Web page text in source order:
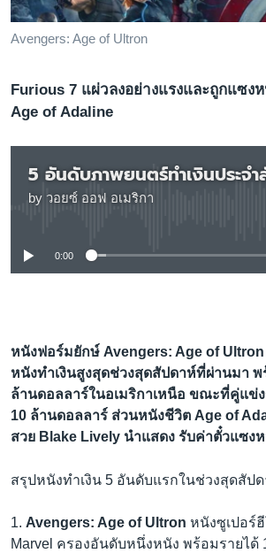
พอดคาสต์
เลือกภาษา
Avengers: Age of Ultron
Furious 7 แผ่วลงอย่างแรงและถูกแซง
Age of Adaline
by วอยซ์ ออฟ อเมริกา
No media source currently
0:00
หนังฟอร์มยักษ์ Avengers: Age of
หนังทำเงินสูงสุดช่วงสุดสัปดาห์ที่ผ่านมา พ
ล้านดอลลาร์ในอเมริกาเหนือ ขณะที่คู่แข่ง
10 ล้านดอลลาร์ ส่วนหนังชีวิต Age of
สวย Blake Lively นำแสดง รับค่าตั๋วแซง
สรุปหนังทำเงิน 5 อันดับแรกในช่วงสุดสัป
1. Avengers: Age of Ultron หนังซูเปอร์
Marvel ครองอันดับหนึ่งหนัง พร้อมรายได้